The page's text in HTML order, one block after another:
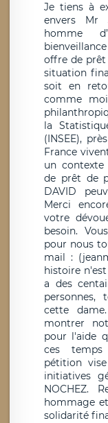
Je tiens à
envers Mr
homme
offre de
situation
soit en
comme
la
(INSEE),
France
un
de prêt de
DAVID
Merci
votre
besoin.
pour nous
mail :
histoire
a des
personnes,
cette
montrer
pour l'aide
ces temps
pétition
initiatives
NOCHEZ.
hommage
solidarité